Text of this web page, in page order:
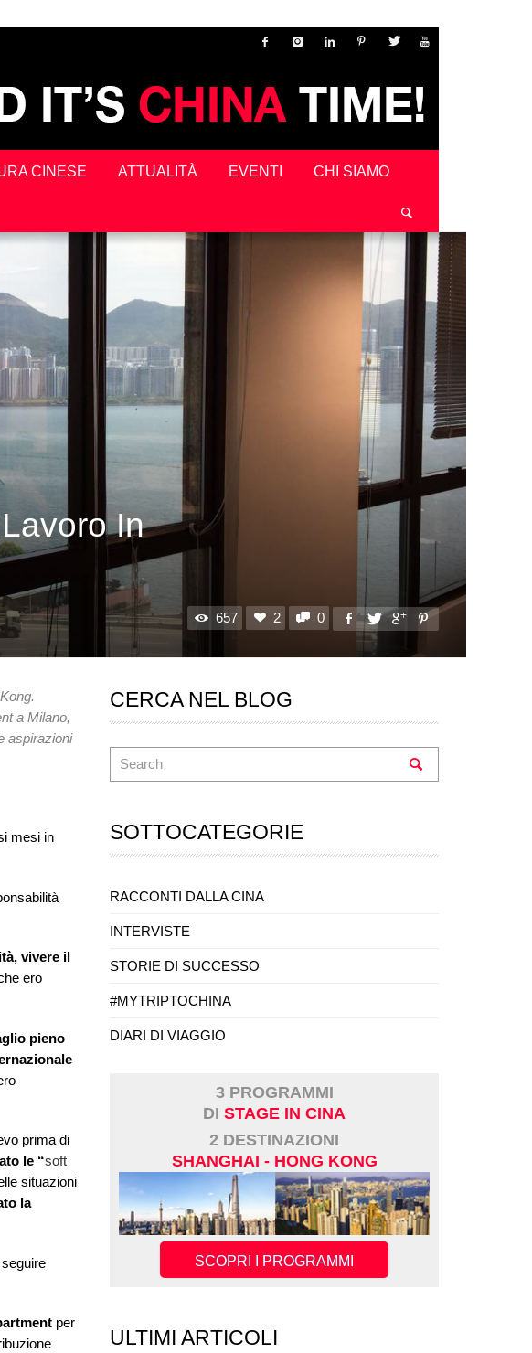
CINESE ATTUALITÀ EVENTI CHI SIAMO
In
657 2 0
a Milano,
aspirazioni
mesi in
vivere il
ero
pieno
prima di
le “soft
situazioni
la
per
CERCA NEL BLOG
SOTTOCATEGORIE
RACCONTI DALLA CINA
INTERVISTE
STORIE DI SUCCESSO
#MYTRIPTOCHINA
DIARI DI VIAGGIO
3 PROGRAMMI
DI STAGE IN CINA
2 DESTINAZIONI
SHANGHAI - HONG KONG
SCOPRI I PROGRAMMI
ULTIMI ARTICOLI